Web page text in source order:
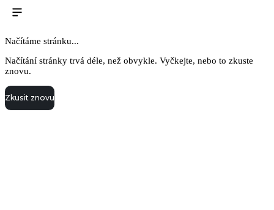
Načítáme stránku...
Načítání stránky trvá déle, než obvykle. Vyčkejte, nebo to zkuste
znovu.
Zkusit znovu